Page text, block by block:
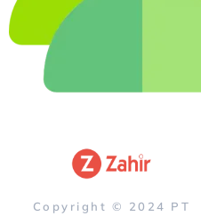
Copyright © 2024 PT